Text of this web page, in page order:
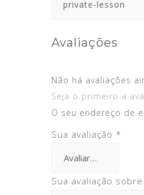
private-lesson
Avaliações
Não há avaliações
Seja o primeiro a
O seu endereço de
Sua avaliação *
Sua avaliação